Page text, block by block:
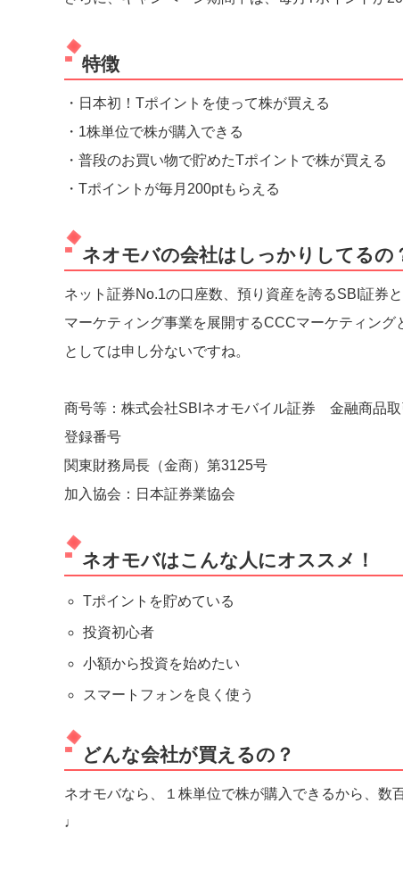
特徴
・日本初！Tポイントを使って株が買える
・1株単位で株が購入できる
・普段のお買い物で貯めたTポイントで株が買える
・Tポイントが毎月200ptもらえる
ネオモバの会社はしっかりしてるの
ネット証券No.1の口座数、預り資産を誇るSBI証券と
マーケティング事業を展開するCCCマーケティン
としては申し分ないですね。
商号等：株式会社SBIネオモバイル証券 金融商品
登録番号
関東財務局長（金商）第3125号
加入協会：日本証券業協会
ネオモバはこんな人にオススメ！
Tポイントを貯めている
投資初心者
小額から投資を始めたい
スマートフォンを良く使う
どんな会社が買えるの？
ネオモバなら、１株単位で株が購入できるから、数
♩